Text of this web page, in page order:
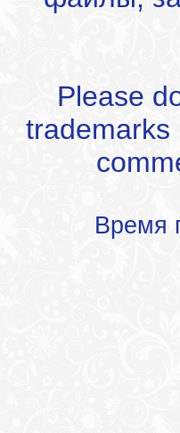
Please
trademarks
Время